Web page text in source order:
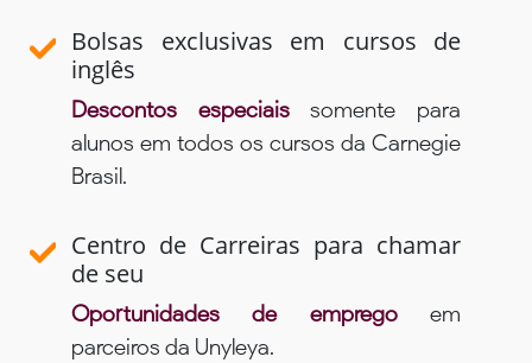
Bolsas exclusivas em cursos de
inglês
Descontos especiaissomente para
alunos em todos os cursos da Carnegie
Brasil.
Centro de Carreiras para chamar
de seu
Oportunidades de empregoem
parceiros da Unyleya.